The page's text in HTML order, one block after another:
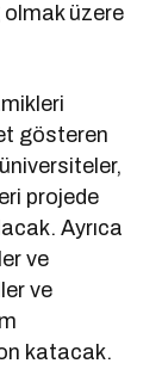
olmak üzere
gösteren
projede
Ayrıca
ve
ve
katacak.